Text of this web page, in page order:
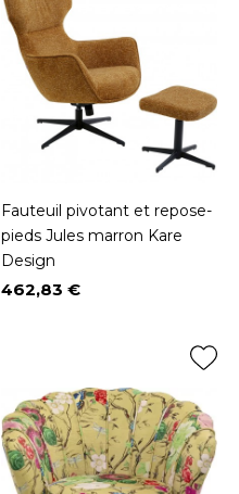
Fauteuil pivotant et repose-
pieds Jules marron Kare
Design
Prix
462,83 €